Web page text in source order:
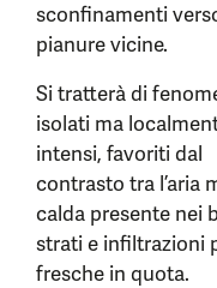
sconfinamenti
pianure vicine.
Si tratterà di
isolati ma
intensi, favoriti dal
contrasto tra l’aria
calda presente nei
strati e infiltrazioni
fresche in quota.